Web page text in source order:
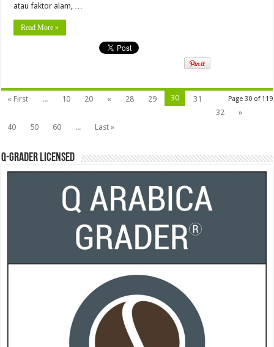
atau faktor alam, …
Read More »
Page 30 of 119
« First ... 10 20 « 28 29 30
31
32
»
40
50 60 ... Last »
Q-Grader Licensed